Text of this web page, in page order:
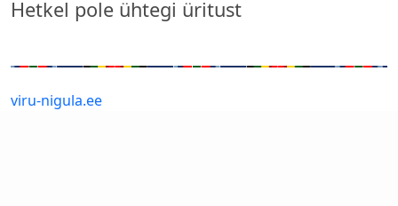
Hetkel pole ühtegi üritust
viru-nigula.ee